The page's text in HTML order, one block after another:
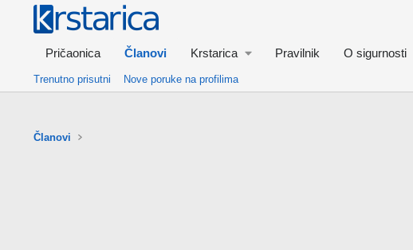
Pričaonica Članovi Krstarica Pravilnik O sigurnosti
Trenutno prisutni Nove poruke na profilima
Članovi